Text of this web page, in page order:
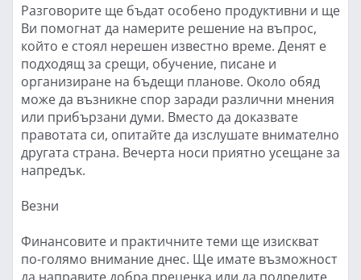
Разговорите ще бъдат особено продуктивни и ще
Ви помогнат да намерите решение на въпрос,
който е стоял нерешен известно време. Денят е
подходящ за срещи, обучение, писане и
организиране на бъдещи планове. Около обяд
може да възникне спор заради различни мнения
или прибързани думи. Вместо да доказвате
правотата си, опитайте да изслушате внимателно
другата страна. Вечерта носи приятно усещане за
напредък.
Везни
Финансовите и практичните теми ще изискват
по-голямо внимание днес. Ще имате възможност
да направите добра преценка или да подредите